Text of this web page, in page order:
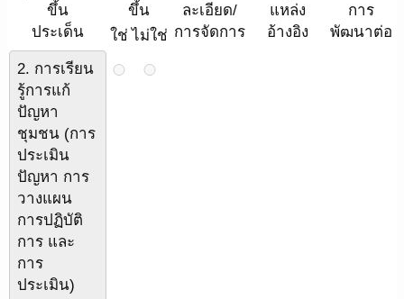
ขึ้น
ประเด็น
ขึ้น
ละเอียด/
การจัดการ
แหล่ง
อ้างอิง
การ
พัฒนาต่อ
ใช่ ไม่ใช่
2. การเรียน
รู้การแก้
ปัญหา
ชุมชน (การ
ประเมิน
ปัญหา การ
วางแผน
การปฏิบัติ
การ และ
การ
ประเมิน)